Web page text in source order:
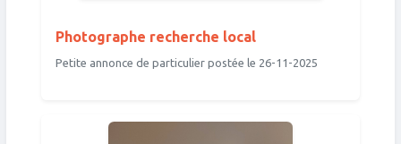
Photographe recherche local
Petite annonce de particulier postée le 26-11-2025